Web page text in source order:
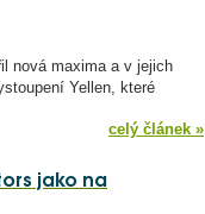
nová maxima a v jejich
Yellen, které
celý článek »
jako na